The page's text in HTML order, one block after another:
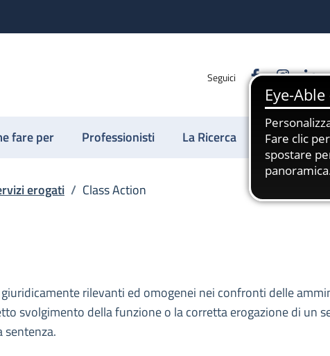
Seguici Facebook
fare per Professionisti La Ricerca
erogati / Class Action
rilevanti ed omogenei nei confronti delle
svolgimento della funzione o la corretta erogazione di un